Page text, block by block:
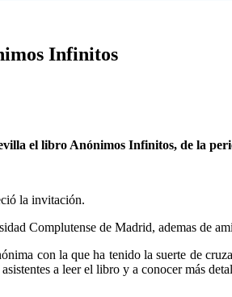
Infinitos
el libro Anónimos Infinitos, de la
la invitación.
Complutense de Madrid, ademas de
con la que ha tenido la suerte de
a leer el libro y a conocer más